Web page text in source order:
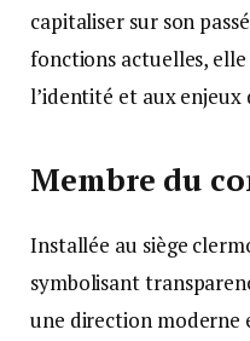
capitaliser sur son
fonctions actuelles,
l’identité et aux enjeux
Membre du
Installée au siège
symbolisant
une direction moderne